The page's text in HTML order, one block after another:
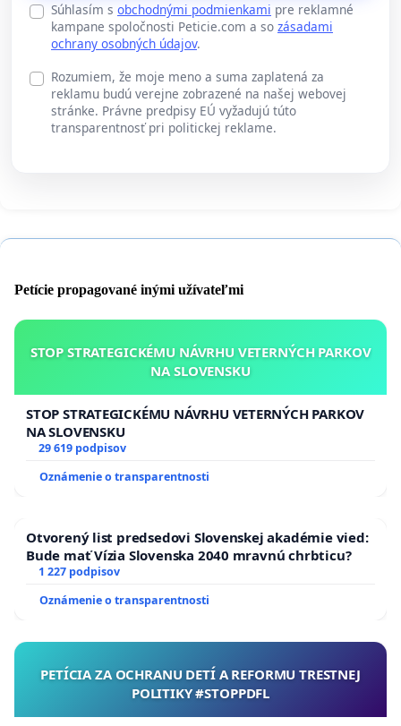
Súhlasím s obchodnými podmienkami pre reklamné
kampane spoločnosti Peticie.com a so zásadami
ochrany osobných údajov.
Rozumiem, že moje meno a suma zaplatená za
reklamu budú verejne zobrazené na našej webovej
stránke. Právne predpisy EÚ vyžadujú túto
transparentnosť pri politickej reklame.
Petície propagované inými užívateľmi
STOP STRATEGICKÉMU NÁVRHU VETERNÝCH PARKOV
NA SLOVENSKU
STOP STRATEGICKÉMU NÁVRHU VETERNÝCH PARKOV
NA SLOVENSKU
29 619 podpisov
Oznámenie o transparentnosti
Otvorený list predsedovi Slovenskej akadémie vied:
Bude mať Vízia Slovenska 2040 mravnú chrbticu?
1 227 podpisov
Oznámenie o transparentnosti
PETÍCIA ZA OCHRANU DETÍ A REFORMU TRESTNEJ
POLITIKY #STOPPDFL